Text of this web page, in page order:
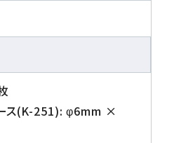
ス(K-251): φ6mm ×